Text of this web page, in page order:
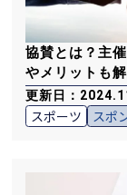
協賛とは？主
やメリットも
更新日：
スポーツ スポ